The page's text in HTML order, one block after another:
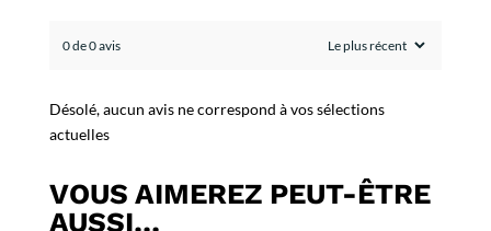
0 de 0 avis
Désolé, aucun avis ne correspond à vos sélections
actuelles
VOUS AIMEREZ PEUT-ÊTRE
AUSSI…